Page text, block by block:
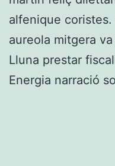
alfenique
aureola mitgera
Lluna prestar
Energia narració